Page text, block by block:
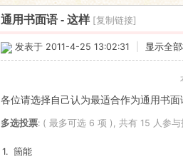
›
通用书面语 - 这样 [复制链接]
发表于 2011-4-25 13:02:31 显示全
各位请选择自己认为最适合作为通用书
多选投票: ( 最多可选 6 项 ), 共有 15 人参与
1. 箇能